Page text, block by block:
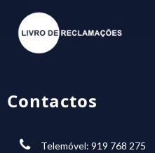
Contactos
Telemóvel: 919 768 275